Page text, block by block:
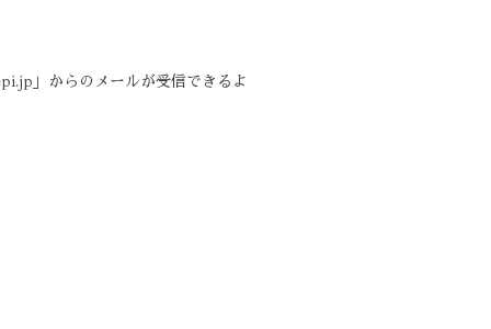
」からのメールが受信できるよ